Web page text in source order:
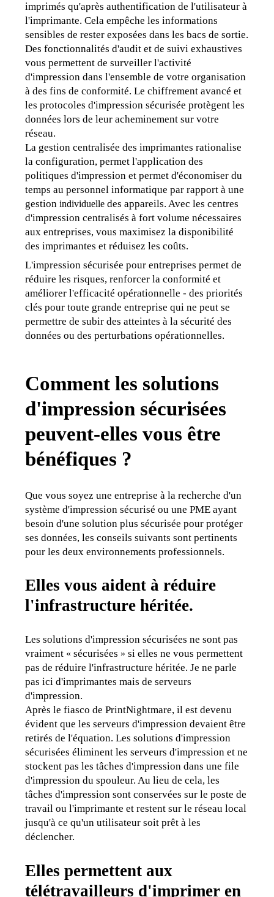
imprimés qu'après authentification de l'utilisateur à
l'imprimante. Cela empêche les informations
sensibles de rester exposées dans les bacs de sortie.
Des fonctionnalités d'audit et de suivi exhaustives
vous permettent de surveiller l'activité
d'impression dans l'ensemble de votre organisation
à des fins de conformité. Le chiffrement avancé et
les protocoles d'impression sécurisée protègent les
données lors de leur acheminement sur votre
réseau.
La gestion centralisée des imprimantes rationalise
la configuration, permet l'application des
politiques d'impression et permet d'économiser du
temps au personnel informatique par rapport à une
gestion individuelle des appareils. Avec les centres
d'impression centralisés à fort volume nécessaires
aux entreprises, vous maximisez la disponibilité
des imprimantes et réduisez les coûts.
L'impression sécurisée pour entreprises permet de
réduire les risques, renforcer la conformité et
améliorer l'efficacité opérationnelle - des priorités
clés pour toute grande entreprise qui ne peut se
permettre de subir des atteintes à la sécurité des
données ou des perturbations opérationnelles.
Comment les solutions
d'impression sécurisées
peuvent-elles vous être
bénéfiques ?
Que vous soyez une entreprise à la recherche d'un
système d'impression sécurisé ou une PME ayant
besoin d'une solution plus sécurisée pour protéger
ses données, les conseils suivants sont pertinents
pour les deux environnements professionnels.
Elles vous aident à réduire
l'infrastructure héritée.
Les solutions d'impression sécurisées ne sont pas
vraiment « sécurisées » si elles ne vous permettent
pas de réduire l'infrastructure héritée. Je ne parle
pas ici d'imprimantes mais de serveurs
d'impression.
Après le fiasco de PrintNightmare, il est devenu
évident que les serveurs d'impression devaient être
retirés de l'équation. Les solutions d'impression
sécurisées éliminent les serveurs d'impression et ne
stockent pas les tâches d'impression dans une file
d'impression du spouleur. Au lieu de cela, les
tâches d'impression sont conservées sur le poste de
travail ou l'imprimante et restent sur le réseau local
jusqu'à ce qu'un utilisateur soit prêt à les
déclencher.
Ellespermettent aux
télétravailleurs d'imprimer en